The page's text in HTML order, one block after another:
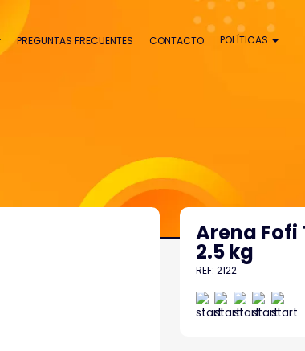
PREGUNTAS FRECUENTES CONTACTO POLÍTICAS
Arena Fofi
2.5 kg
REF: 2122